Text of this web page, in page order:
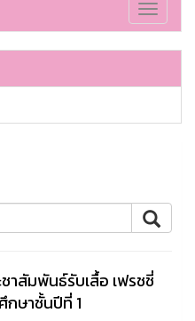
Toggle
ชาสัมพันธ์รับเสื้อ เฟรชชี่
กษาชั้นปีที่ 1